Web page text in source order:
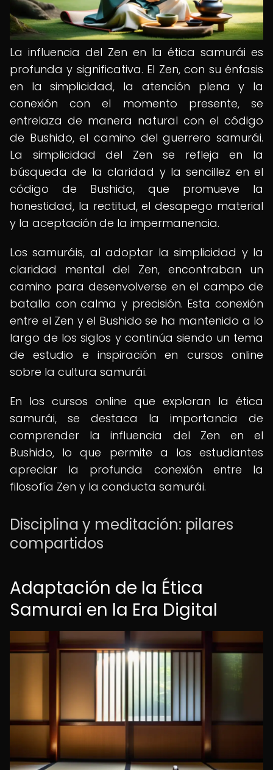
La influencia del Zen en la ética samurái es
profunda y significativa. El Zen, con su énfasis
en la simplicidad, la atención plena y la
conexión con el momento presente, se
entrelaza de manera natural con el código
de Bushido, el camino del guerrero samurái.
La simplicidad del Zen se refleja en la
búsqueda de la claridad y la sencillez en el
código de Bushido, que promueve la
honestidad, la rectitud, el desapego material
y la aceptación de la impermanencia.
Los samuráis, al adoptar la simplicidad y la
claridad mental del Zen, encontraban un
camino para desenvolverse en el campo de
batalla con calma y precisión. Esta conexión
entre el Zen y el Bushido se ha mantenido a lo
largo de los siglos y continúa siendo un tema
de estudio e inspiración en cursos online
sobre la cultura samurái.
En los cursos online que exploran la ética
samurái, se destaca la importancia de
comprender la influencia del Zen en el
Bushido, lo que permite a los estudiantes
apreciar la profunda conexión entre la
filosofía Zen y la conducta samurái.
Disciplina y meditación: pilares
compartidos
Adaptación de la Ética
Samurai en la Era Digital